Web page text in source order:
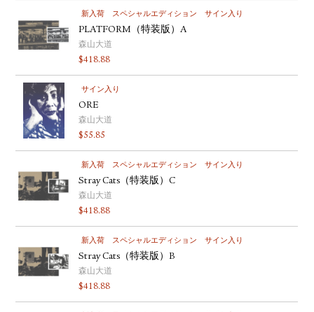
新入荷 スペシャルエディション サイン入り
PLATFORM（特装版）A
森山大道
$418.88
サイン入り
ORE
森山大道
$55.85
新入荷 スペシャルエディション サイン入り
Stray Cats（特装版）C
森山大道
$418.88
新入荷 スペシャルエディション サイン入り
Stray Cats（特装版）B
森山大道
$418.88